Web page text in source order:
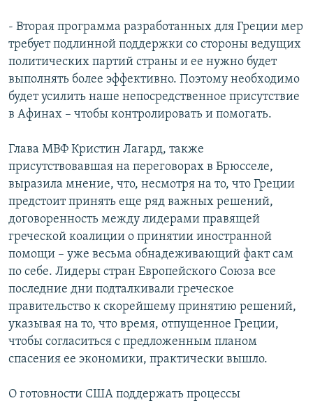
- Вторая программа разработанных для Греции мер
требует подлинной поддержки со стороны ведущих
политических партий страны и ее нужно будет
выполнять более эффективно. Поэтому необходимо
будет усилить наше непосредственное присутствие
в Афинах – чтобы контролировать и помогать.
Глава МВФ Кристин Лагард, также
присутствовавшая на переговорах в Брюсселе,
выразила мнение, что, несмотря на то, что Греции
предстоит принять еще ряд важных решений,
договоренность между лидерами правящей
греческой коалиции о принятии иностранной
помощи – уже весьма обнадеживающий факт сам
по себе. Лидеры стран Европейского Союза все
последние дни подталкивали греческое
правительство к скорейшему принятию решений,
указывая на то, что время, отпущенное Греции,
чтобы согласиться с предложенным планом
спасения ее экономики, практически вышло.
О готовности США поддержать процессы